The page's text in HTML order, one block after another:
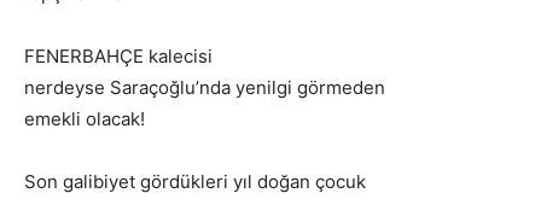
FENERBAHÇE kalecisi
nerdeyse Saraçoğlu’nda yenilgi görmeden
emekli olacak!
Son galibiyet gördükleri yıl doğan çocuk